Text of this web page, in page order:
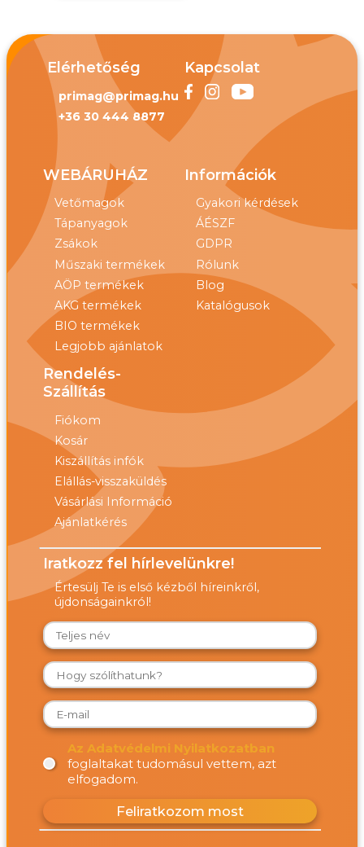
Elérhetőség
primag@primag.hu
+36 30 444 8877
Kapcsolat
WEBÁRUHÁZ
Vetőmagok
Tápanyagok
Zsákok
Műszaki termékek
AÖP termékek
AKG termékek
BIO termékek
Legjobb ajánlatok
Információk
Gyakori kérdések
ÁÉSZF
GDPR
Rólunk
Blog
Katalógusok
Rendelés-
Szállítás
Fiókom
Kosár
Kiszállítás infók
Elállás-visszaküldés
Vásárlási Információ
Ajánlatkérés
Iratkozz fel hírlevelünkre!
Értesülj Te is első kézből híreinkről,
újdonságainkról!
Az Adatvédelmi Nyilatkozatban
foglaltakat tudomásul vettem, azt
elfogadom.
Feliratkozom most